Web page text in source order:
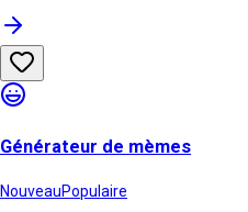
Générateur de mèmes
NouveauPopulaire